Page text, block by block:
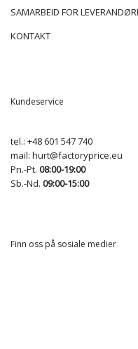
SAMARBEID FOR
KONTAKT
Kundeservice
tel.: +48 601 547 740
mail: hurt@factoryprice.eu
Pn.-Pt. 08:00-19:00
Sb.-Nd. 09:00-15:00
Finn oss på sosiale medier